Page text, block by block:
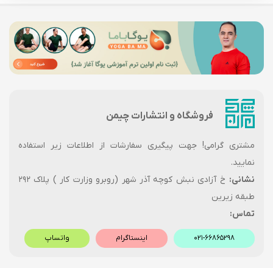
فروشگاه و انتشارات چیمن
مشتری گرامی! جهت پیگیری سفارشات از اطلاعات زیر استفاده
نمایید.
نشانی:
خ آزادی نبش کوچه آذر شهر (روبرو وزارت کار ) پلاک ۲۹۲
طبقه زیرین
تماس:
۰۲۱-۶۶۸۶۵۲۹۸ اینستاگرام واتساپ